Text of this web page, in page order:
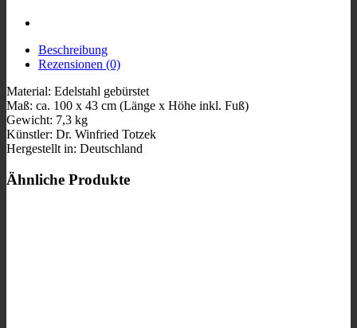
Beschreibung
Rezensionen (0)
Material: Edelstahl gebürstet
Maß: ca. 100 x 43 cm (Länge x Höhe inkl. Fuß)
Gewicht: 7,3 kg
Künstler: Dr. Winfried Totzek
Hergestellt in: Deutschland
Ähnliche Produkte